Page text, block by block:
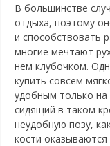
В большинстве
отдыха, поэтому
и способствовать
многие мечтают
нем клубочком.
купить совсем
удобным только на
сидящий в таком
неудобную позу,
кости